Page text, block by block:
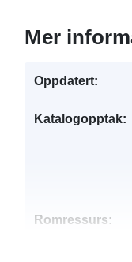
Mer
Oppdatert:
Katalogopptak:
Romressurs: